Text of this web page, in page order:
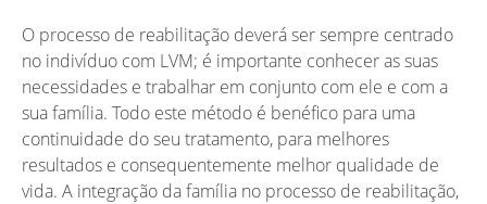
O processo de reabilitação deverá ser sempre centrado
no indivíduo com LVM; é importante conhecer as suas
necessidades e trabalhar em conjunto com ele e com a
sua família. Todo este método é benéfico para uma
continuidade do seu tratamento, para melhores
resultados e consequentemente melhor qualidade de
vida. A integração da família no processo de reabilitação,